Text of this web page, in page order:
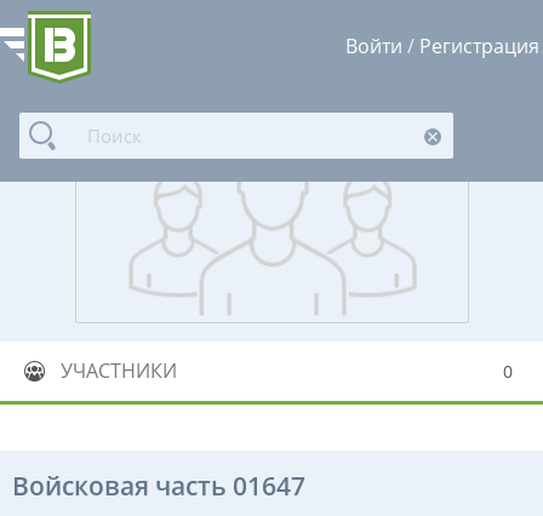
Войти / Регистрация
УЧАСТНИКИ 0
Войсковая часть 01647